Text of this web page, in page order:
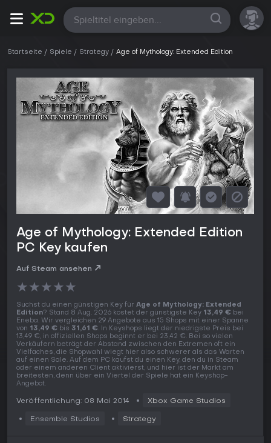
Alle
Startseite Spiele Strategy Age of Mythology: Extended Edition
Age of Mythology: Extended Edition
PC Key kaufen
Auf Steam ansehen
★★★★★
Suchst du einen günstigen Key für Age of Mythology: Extended
Edition? Stand 8 Aug. 2026 kostet der günstigste Key 13,49 € bei
Eneba. Wir vergleichen 29 Angebote aus 15 Shops mit einer Spanne
von 13,49 € bis 31,61 €. In Keyshops liegt der niedrigste Preis bei
13,49 €, in offiziellen Shops beginnt er bei 23,42 €. Bei so vielen
Verkäufern beträgt der Abstand zwischen den Extremen oft ein
Vielfaches, die Shopwahl wiegt hier also schwerer als das Warten
auf einen Sale. Auf dem PC kaufst du einen Key, den du in Steam
oder einem anderen Client aktivierst, und hier ist der Markt am
breitesten, denn über ein Viertel der Spiele hat ein Keyshop-
Angebot.
Veröffentlichung: 08 Mai 2014 Xbox Game Studios
Ensemble Studios Strategy